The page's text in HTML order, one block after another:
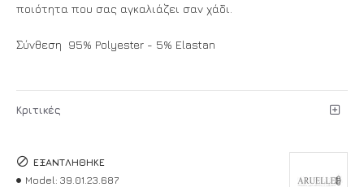
ποιότητα που σας αγκαλιάζει σαν χάδι.
Σύνθεση 95% Polyester - 5% Elastan
Κριτικές
ΕΞΑΝΤΛΉΘΗΚΕ
Model: 39.01.23.687